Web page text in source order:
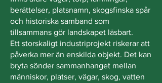
berättelser, platsnamn, skogsfinska spår
och historiska samband som
tillsammans gör landskapet läsbart.
Ett storskaligt industriprojekt riskerar att
påverka mer än enskilda objekt. Det kan
bryta sönder sammanhanget mellan
människor, platser, vägar, skog, vatten